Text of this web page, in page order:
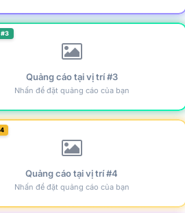
Quảng cáo tại vị trí #3
Nhấn để đặt quảng cáo của bạn
Quảng cáo tại vị trí #4
Nhấn để đặt quảng cáo của bạn